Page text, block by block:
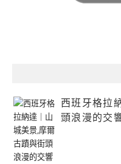
西班牙格拉
頭浪漫的交